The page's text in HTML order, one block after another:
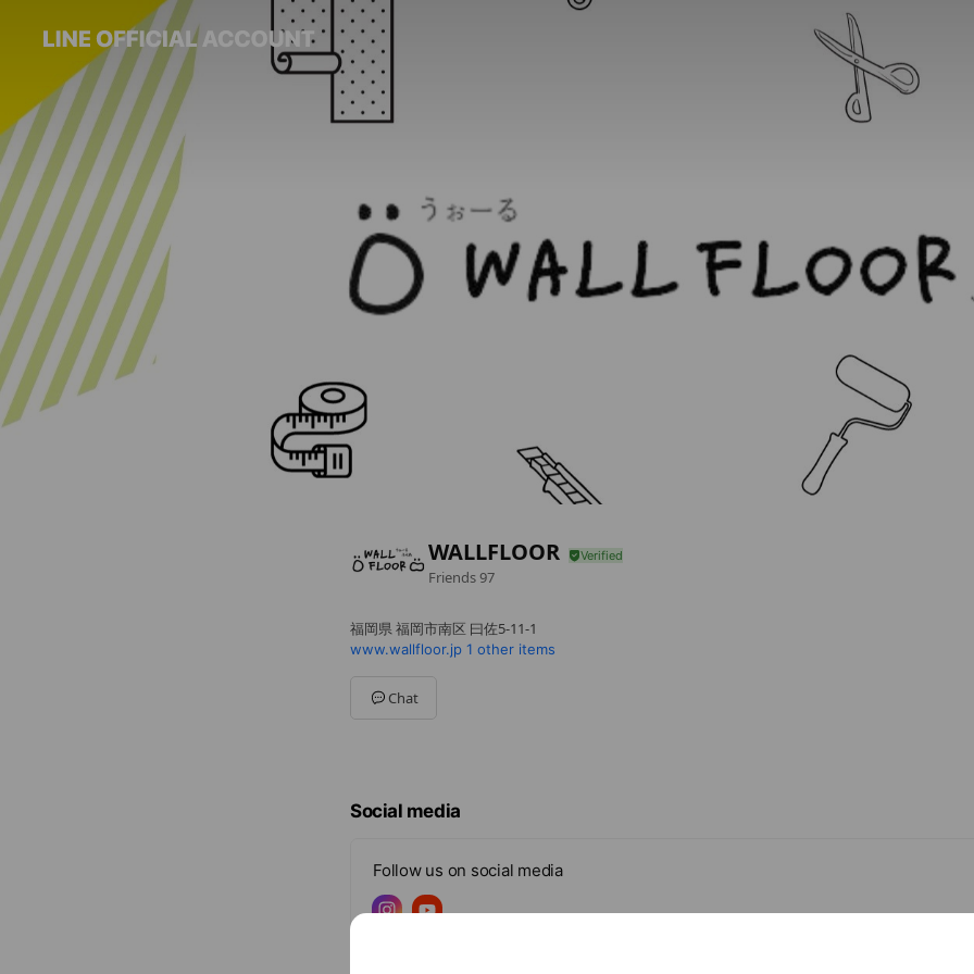
WALLFLOOR
Friends97
福岡県 福岡市南区 曰佐5-11-1
www.wallfloor.jp 1 other items
Chat
Social media
Follow us on social media